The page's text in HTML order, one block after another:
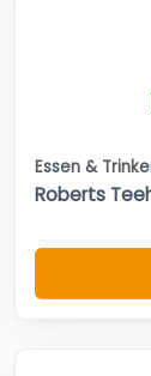
Essen &
Roberts